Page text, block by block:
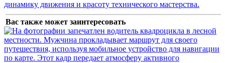
Вас также может заинтересовать